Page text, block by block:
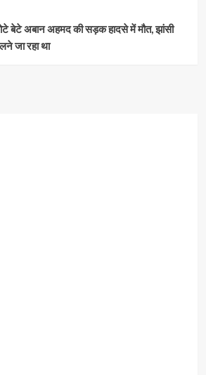
बेटे अबान अहमद की सड़क हादसे में मौत, झांसी
जा रहा था